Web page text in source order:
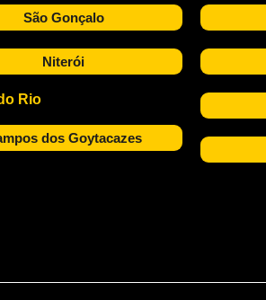
São Gonçalo
Niterói
Rio
dos Goytacazes